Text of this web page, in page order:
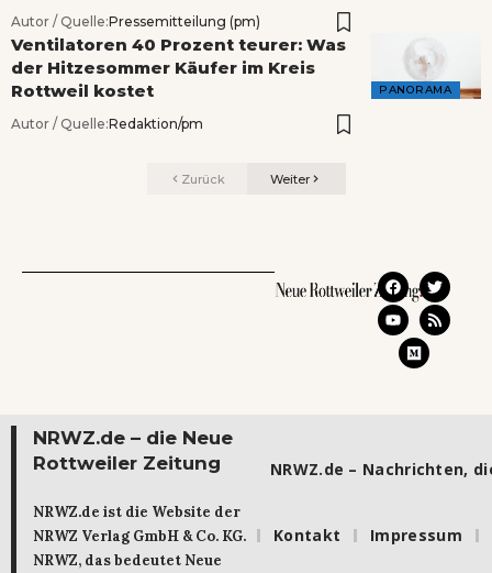
Autor / Quelle:Pressemitteilung (pm)
PANORAMA
Ventilatoren 40 Prozent teurer: Was
der Hitzesommer Käufer im Kreis
Rottweil kostet
Autor / Quelle:Redaktion/pm
Zurück Weiter
NRWZ.de – die Neue
Rottweiler Zeitung
NRWZ.de ist die Website der
NRWZ Verlag GmbH & Co. KG.
NRWZ, das bedeutet Neue
NRWZ.de – Nachrichten,
Kontakt Impressum